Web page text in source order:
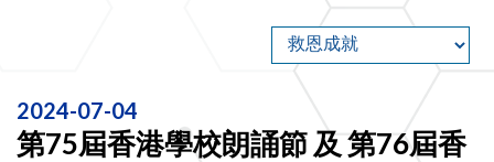
2024-07-04
第75屆香港學校朗誦節 及 第76屆香